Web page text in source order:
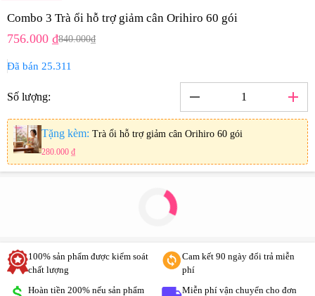
Combo 3 Trà ổi hỗ trợ giảm cân Orihiro 60 gói
756.000 ₫840.000₫
Đã bán 25.311
Số lượng: remove add
Tặng kèm: Trà ổi hỗ trợ giảm cân Orihiro 60 gói
280.000 ₫
100% sản phẩm được kiểm soát
chất lượng
Cam kết 90 ngày đổi trả miễn
phí
Hoàn tiền 200% nếu sản phẩm
Miễn phí vận chuyển cho đơn